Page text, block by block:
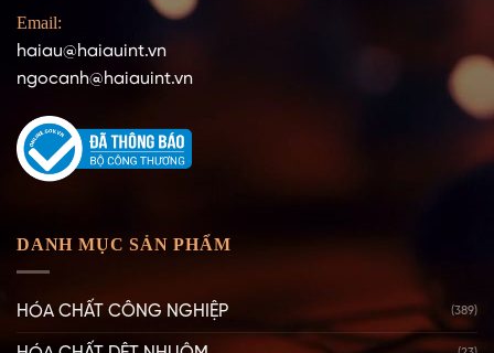
Email:
haiau@haiauint.vn
ngocanh@haiauint.vn
DANH MỤC SẢN PHẨM
HÓA CHẤT CÔNG NGHIỆP (389)